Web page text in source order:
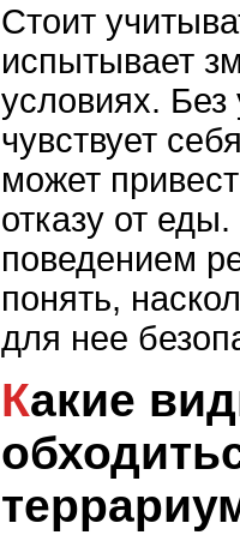
Стоит
испытывает
условиях. Без
чувствует
может
отказу от
поведением
понять,
для нее
Какие виды змей могут